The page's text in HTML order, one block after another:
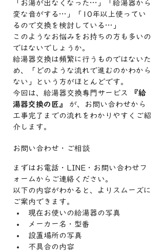
「お湯が出なくなった…」「給湯器から
変な音がする…」「10年以上使ってい
るので交換を検討している…」
このようなお悩みをお持ちの方も多いの
ではないでしょうか。
給湯器交換は頻繁に行うものではないた
め、「どのような流れで進むのかわから
ない」という方がほとんどです。
今回は、給湯器交換専門サービス
『給
湯器交換の匠』
が、お問い合わせから
工事完了までの流れをわかりやすくご紹
介します。
お問い合わせ・ご相談
まずはお電話・LINE・お問い合わせフ
ォームからご連絡ください。
以下の内容がわかると、よりスムーズに
ご案内できます。
現在お使いの給湯器の写真
メーカー名・型番
設置場所の写真
不具合の内容